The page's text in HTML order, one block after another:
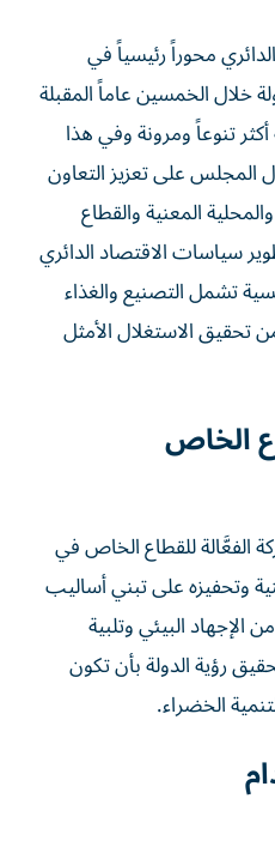
محوراً رئيسياً في
خلال الخمسين عاماً المقبلة
تنوعاً ومرونة وفي هذا
المجلس على تعزيز التعاون
المعنية والقطاع
سياسات الاقتصاد الدائري
رئيسية تشمل التصنيع والغذاء
تحقيق الاستغلال الأمثل
الخاص
الفعَّالة للقطاع الخاص في
وتحفيزه على تبني أساليب
الإجهاد البيئي وتلبية
رؤية الدولة بأن تكون
الخضراء.